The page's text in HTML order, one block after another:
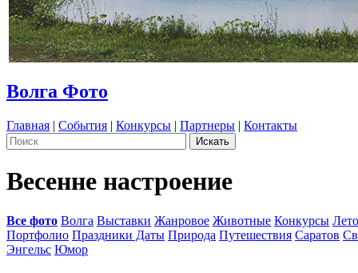
Волга Фото
Главная | События | Конкурсы | Партнеры | Контакты
Весенне настроение
Все фото Волга Выставки Жанровое Животные Конкурсы
Портфолио Праздники Даты Природа Путешествия Саратов
Энгельс Юмор